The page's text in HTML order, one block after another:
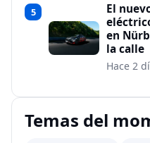
5
El
en
la calle
Hace 2
Temas del